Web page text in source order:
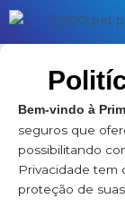
Bem-vindo à
seguros que
possibilitando
Privacidade tem
proteção de